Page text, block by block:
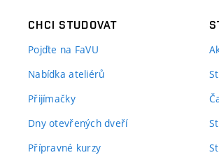
CHCI STUDOVAT
Pojďte na FaVU
Nabídka ateliérů
Přijímačky
Dny otevřených dveří
Přípravné kurzy